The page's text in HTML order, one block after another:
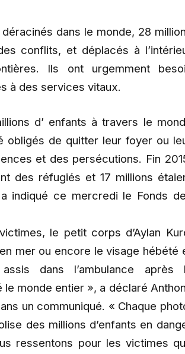
dans le monde, 28
conflits, et déplacés à
Ils ont urgemment
à des services vitaux.
d’ enfants à travers le
obligés de quitter leur foyer ou
et des persécutions. Fin
des réfugiés et 17 millions
indiqué ce mercredi le Fonds
le petit corps d’Aylan
mer ou encore le visage hébété
assis dans l’ambulance après
monde entier », a déclaré
un communiqué. « Chaque
des millions d’enfants en
ressentons pour les victimes